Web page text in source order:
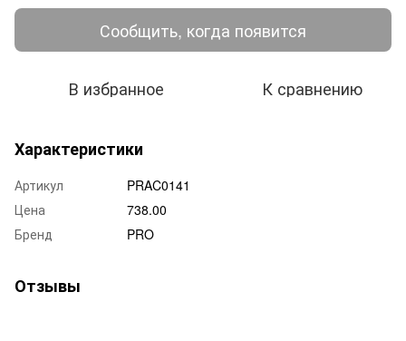
Сообщить, когда появится
В избранное К сравнению
Характеристики
Артикул
PRAC0141
Цена
738.00
Бренд
PRO
Отзывы